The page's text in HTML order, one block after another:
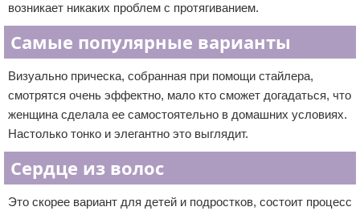
возникает никаких проблем с протягиванием.
Самые популярные варианты
Визуально прическа, собранная при помощи стайлера,
смотрятся очень эффектно, мало кто сможет догадаться, что
женщина сделала ее самостоятельно в домашних условиях.
Настолько тонко и элегантно это выглядит.
Сердце из волос
Это скорее вариант для детей и подростков, состоит процесс